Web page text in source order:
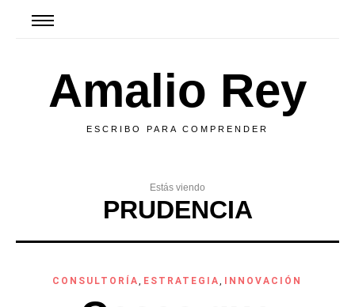
Amalio Rey
ESCRIBO PARA COMPRENDER
Estás viendo
PRUDENCIA
CONSULTORÍA, ESTRATEGIA, INNOVACIÓN